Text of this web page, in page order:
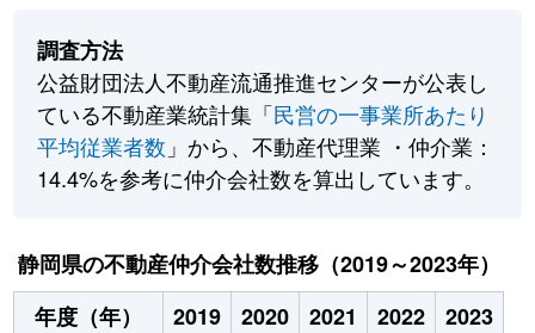
調査方法
公益財団法人不動産流通推進センターが公表し
ている不動産業統計集「民営の一事業所あたり
平均従業者数 」から、不動産代理業 ・仲介業：
14.4%を参考に仲介会社数を算出しています。
静岡県の不動産仲介会社数推移（2019～2023年）
年度（年）
2019 2020 2021 2022
2023